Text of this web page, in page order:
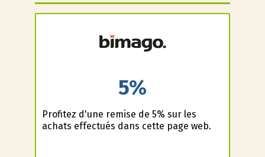
5%
Profitez d'une remise de 5% sur les
achats effectués dans cette page web.